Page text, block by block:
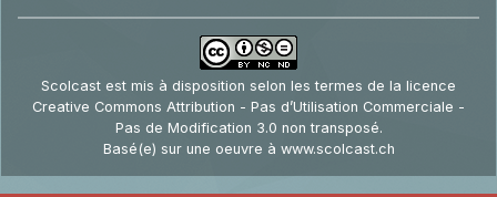
Scolcast est mis à disposition selon les termes de la licence
Creative Commons Attribution - Pas d’Utilisation Commerciale -
Pas de Modification 3.0 non transposé.
Basé(e) sur une oeuvre à www.scolcast.ch